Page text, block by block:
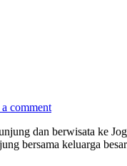
comment
dan berwisata ke
bersama keluarga